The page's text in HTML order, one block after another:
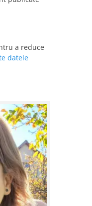
a reduce
datele